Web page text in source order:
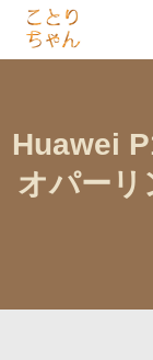
Huawei
オパー